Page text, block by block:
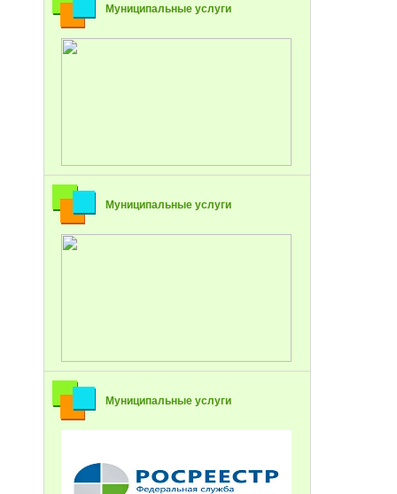
Муниципальные услуги
Муниципальные услуги
Муниципальные услуги